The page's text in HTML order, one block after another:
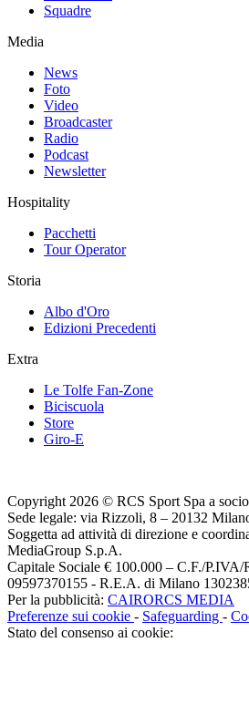
Squadre
Media
News
Foto
Video
Broadcaster
Radio
Podcast
Newsletter
Hospitality
Pacchetti
Tour Operator
Storia
Albo d'Oro
Edizioni Precedenti
Extra
Le Tolfe Fan-Zone
Biciscuola
Store
Giro-E
Copyright 2026 © RCS Sport Spa a
Sede legale: via Rizzoli, 8 – 20132
Soggetta ad attività di direzione e
MediaGroup S.p.A.
Capitale Sociale € 100.000 – C.F./
09597370155 - R.E.A. di Milano
Per la pubblicità: CAIRORCS MEDIA
Preferenze sui cookie - Safeguarding -
Stato del consenso ai cookie: